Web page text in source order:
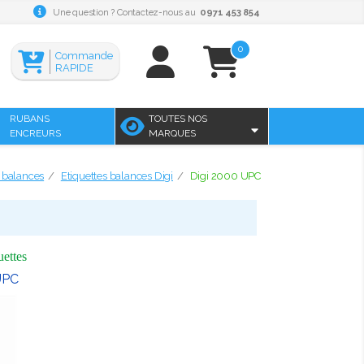
Une question ? Contactez-nous au 0971 453 854
0
Commande
RAPIDE
RUBANS
ENCREURS
TOUTES NOS
MARQUES
Etiquettes balances Digi Digi 2000 UPC